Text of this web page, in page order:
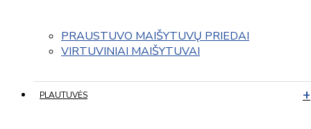
PRAUSTUVO MAIŠYTUVŲ PRIEDAI
VIRTUVINIAI MAIŠYTUVAI
PLAUTUVĖS